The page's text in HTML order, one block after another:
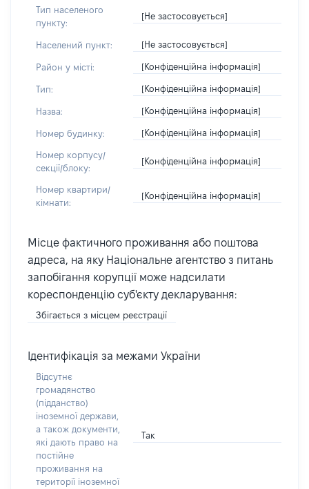
Тип населеного
пункту:
[Не застосовується]
Населений пункт: [Не застосовується]
Район у місті: [Конфіденційна інформація]
Тип: [Конфіденційна інформація]
Назва: [Конфіденційна інформація]
Номер будинку: [Конфіденційна інформація]
Номер корпусу/
секції/блоку:
[Конфіденційна інформація]
Номер квартири/
кімнати:
[Конфіденційна інформація]
Місце фактичного проживання або поштова
адреса, на яку Національне агентство з питань
запобігання корупції може надсилати
кореспонденцію суб'єкту декларування:
Збігається з місцем реєстрації
Ідентифікація за межами України
Відсутнє
громадянство
(підданство)
іноземної держави,
а також документи,
які дають право на
постійне
проживання на
території іноземної
Так